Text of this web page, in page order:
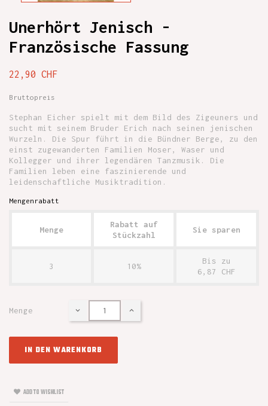
Unerhört Jenisch -
Französische Fassung
22,90 CHF
Bruttopreis
Stephan Eicher spielt mit dem Bild des Zigeuners und
sucht mit seinem Bruder Erich nach seinen jenischen
Wurzeln. Die Spur führt in die Bündner Berge, zu den
einst zugewanderten Familien Moser, Waser und
Kollegger und ihrer legendären Tanzmusik. Die
Familien leben eine faszinierende und
leidenschaftliche Musiktradition.
Mengenrabatt
Menge
Rabatt auf
Stückzahl
Sie sparen
3 10%
Bis zu
6,87 CHF
Menge
IN DEN WARENKORB
ADD TO WISHLIST